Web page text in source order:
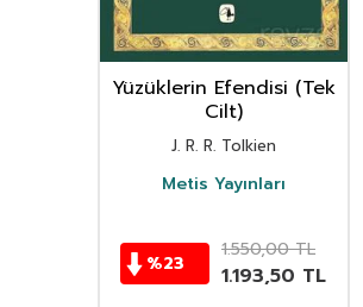
Yüzüklerin Efendisi (Tek
Cilt)
J. R. R. Tolkien
Metis Yayınları
%23
1.550,00TL
1.193,50 TL